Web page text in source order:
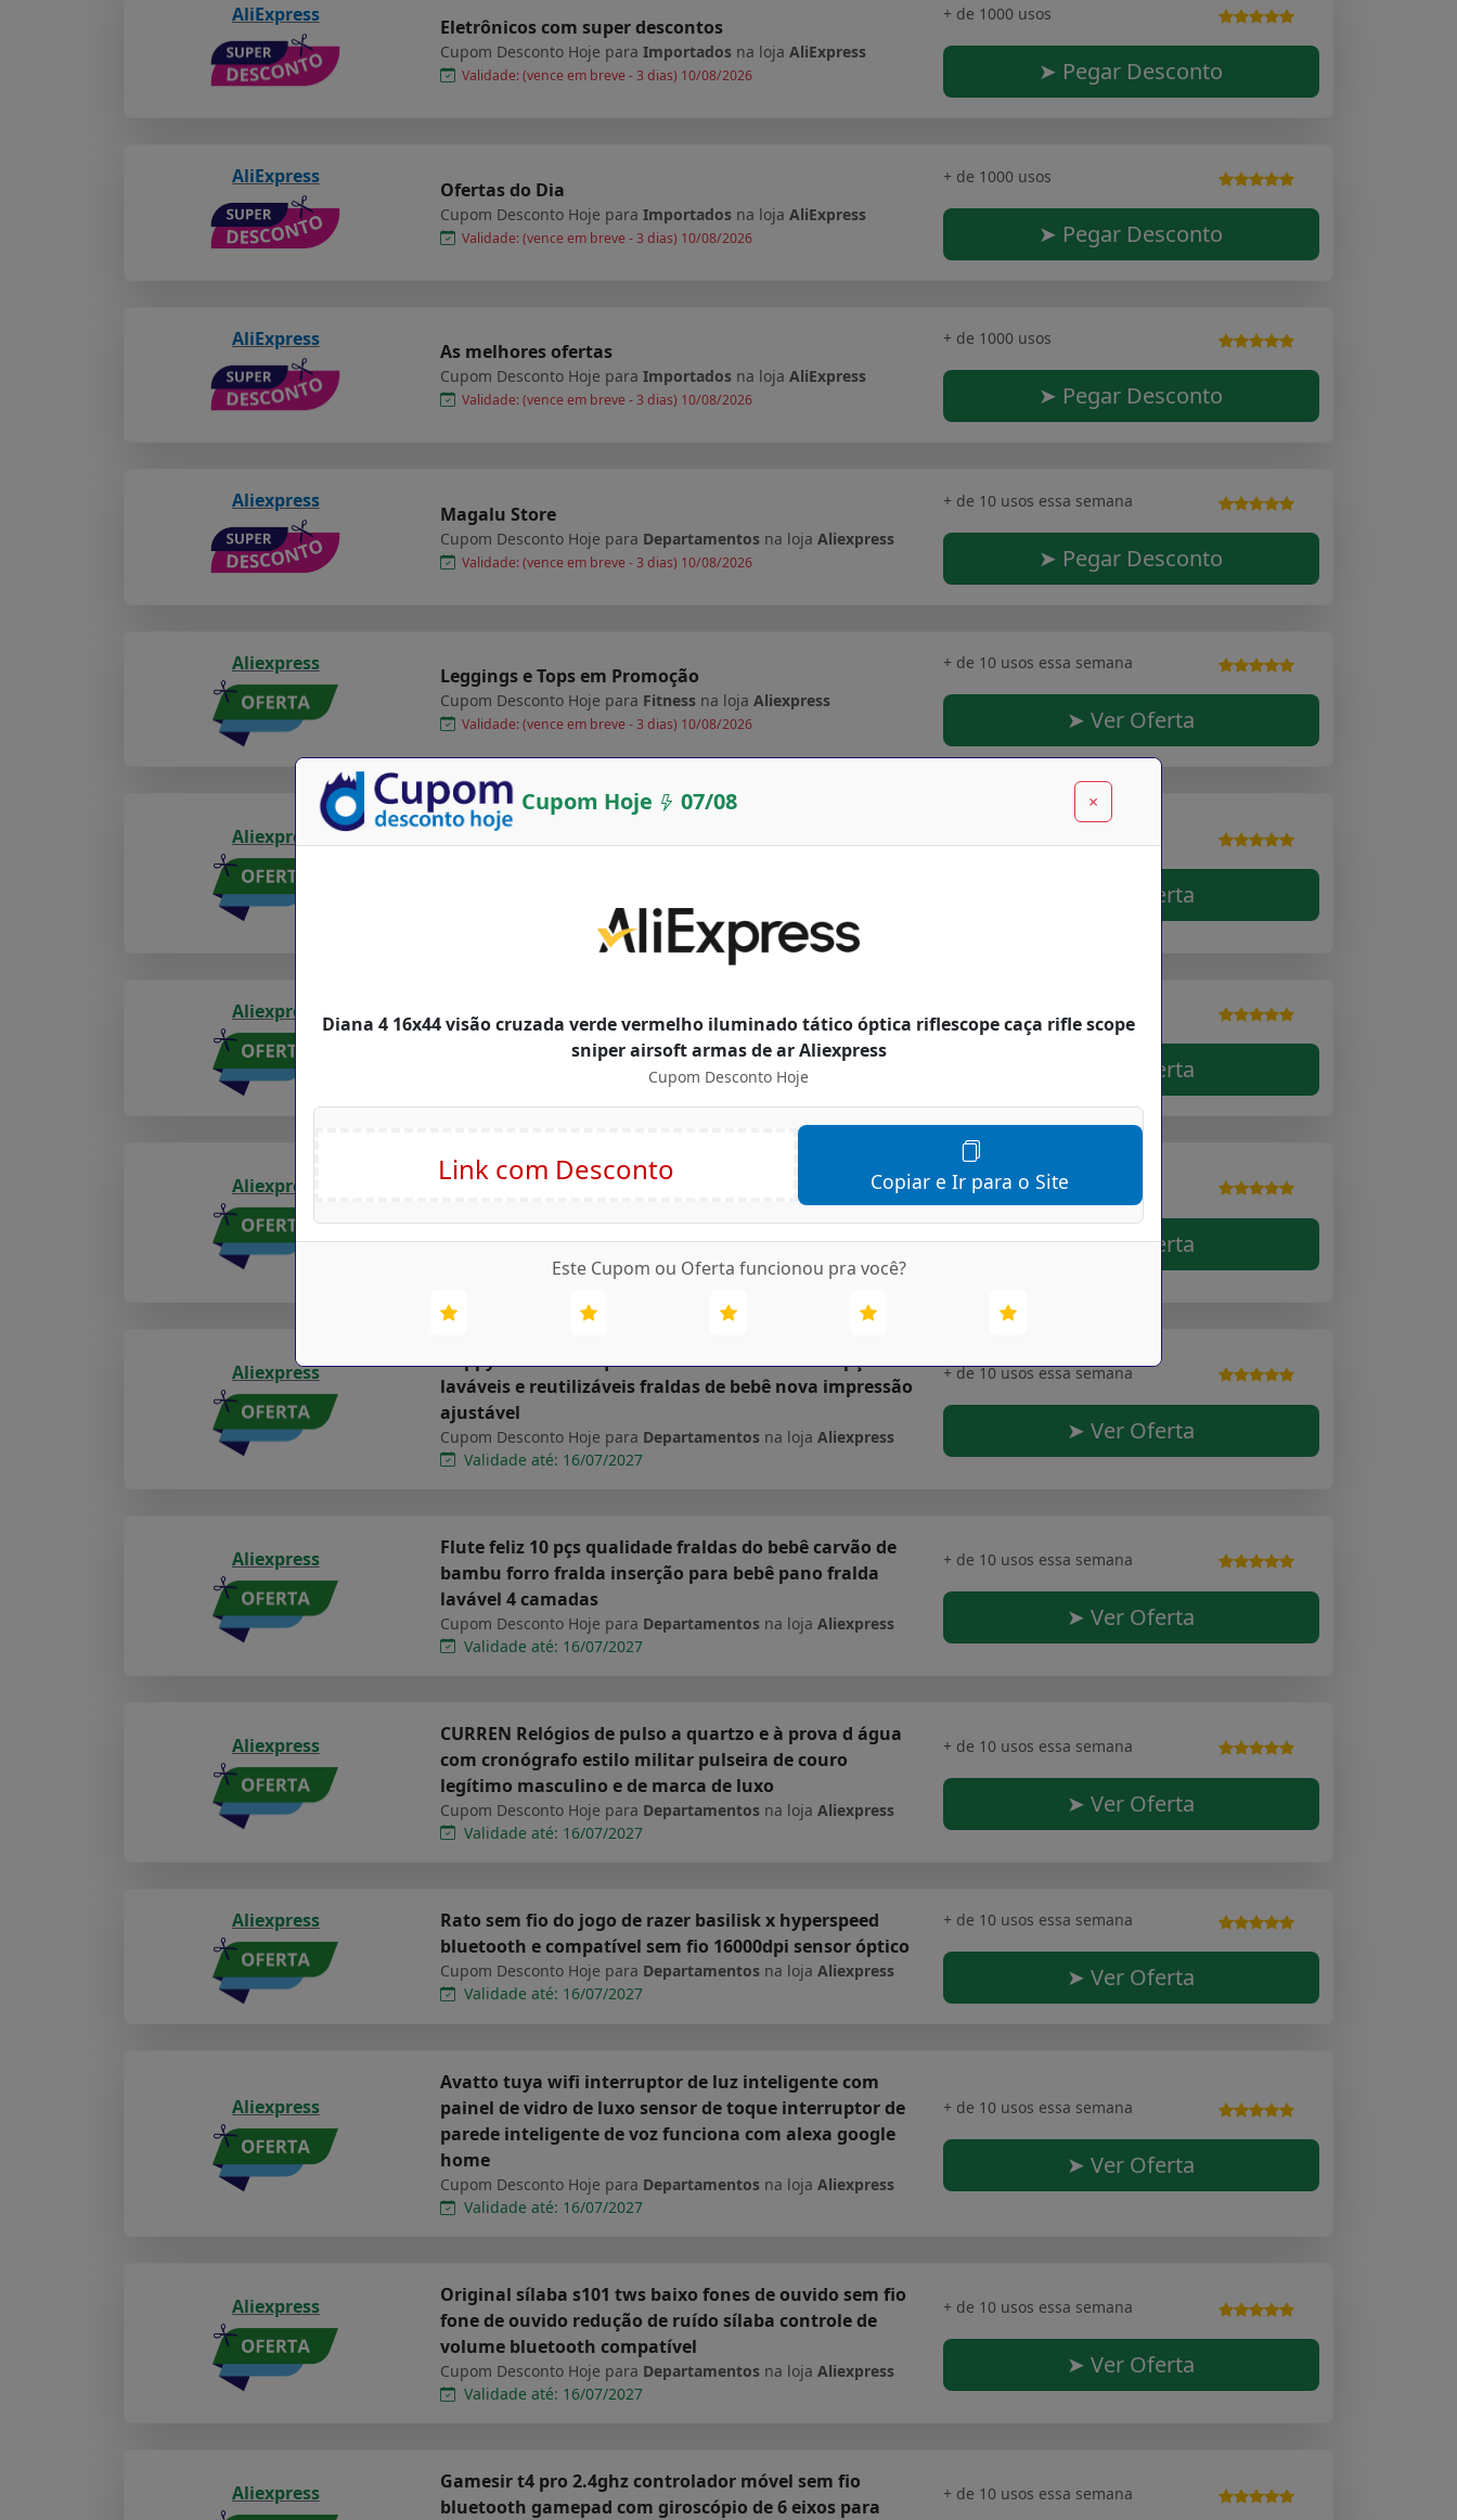
AliExpress
Eletrônicos com super descontos
Cupom Desconto Hoje para Importados na loja AliExpress
Validade: (vence em breve - 3 dias) 10/08/2026
+ de 1000 usos
➤ Pegar Desconto
AliExpress
Ofertas do Dia
Cupom Desconto Hoje para Importados na loja AliExpress
Validade: (vence em breve - 3 dias) 10/08/2026
+ de 1000 usos
➤ Pegar Desconto
AliExpress
As melhores ofertas
Cupom Desconto Hoje para Importados na loja AliExpress
Validade: (vence em breve - 3 dias) 10/08/2026
+ de 1000 usos
➤ Pegar Desconto
Aliexpress
Magalu Store
Cupom Desconto Hoje para Departamentos na loja Aliexpress
Validade: (vence em breve - 3 dias) 10/08/2026
+ de 10 usos essa semana
➤ Pegar Desconto
Aliexpress
Leggings e Tops em Promoção
Cupom Desconto Hoje para Fitness na loja Aliexpress
Validade: (vence em breve - 3 dias) 10/08/2026
+ de 10 usos essa semana
➤ Ver Oferta
Aliexpress
Carregador rápido duplo para ps5 controlador sem fio
usb tipo c estação de carregamento berço doca para
Validade até: 24/06/2027
➤ Ver Oferta
Aliexpress
página da oferta flash deals
Cupom Desconto Hoje paraDepartamentosna lojaAliexpress
Validade até: 16/07/2027
➤ Ver Oferta
Aliexpress
16 pçs de aço inoxidável imitação de madeira lidar com
talheres conjunto louça braçadeira ocidental talheres
faca garfo colher chá talheres
Validade até: 16/07/2027
+ de 10 usos essa semana
➤ Ver Oferta
Aliexpress
Happyflute venda quente os fraldas de bolso 4 pçs set
laváveis e reutilizáveis fraldas de bebê nova impressão
ajustável
Cupom Desconto Hoje para Departamentos na loja Aliexpress
Validade até: 16/07/2027
+ de 10 usos essa semana
➤ Ver Oferta
Aliexpress
Flute feliz 10 pçs qualidade fraldas do bebê carvão de
bambu forro fralda inserção para bebê pano fralda
lavável 4 camadas
Cupom Desconto Hoje para Departamentos na loja Aliexpress
Validade até: 16/07/2027
+ de 10 usos essa semana
➤ Ver Oferta
Aliexpress
CURREN Relógios de pulso a quartzo e à prova d água
com cronógrafo estilo militar pulseira de couro
legítimo masculino e de marca de luxo
Cupom Desconto Hoje para Departamentos na loja Aliexpress
Validade até: 16/07/2027
+ de 10 usos essa semana
➤ Ver Oferta
Aliexpress
Rato sem fio do jogo de razer basilisk x hyperspeed
bluetooth e compatível sem fio 16000dpi sensor óptico
Cupom Desconto Hoje para Departamentos na loja Aliexpress
Validade até: 16/07/2027
+ de 10 usos essa semana
➤ Ver Oferta
Aliexpress
Avatto tuya wifi interruptor de luz inteligente com
painel de vidro de luxo sensor de toque interruptor de
parede inteligente de voz funciona com alexa google
home
Cupom Desconto Hoje para Departamentos na loja Aliexpress
Validade até: 16/07/2027
+ de 10 usos essa semana
➤ Ver Oferta
Aliexpress
Original sílaba s101 tws baixo fones de ouvido sem fio
fone de ouvido redução de ruído sílaba controle de
volume bluetooth compatível
Cupom Desconto Hoje para Departamentos na loja Aliexpress
Validade até: 16/07/2027
+ de 10 usos essa semana
➤ Ver Oferta
Aliexpress
Gamesir t4 pro 2.4ghz controlador móvel sem fio
bluetooth gamepad com giroscópio de 6 eixos para
+ de 10 usos essa semana
Cupom Hoje 07/08 ×
Diana 4 16x44 visão cruzada verde vermelho iluminado tático óptica riflescope caça rifle scope
sniper airsoft armas de ar Aliexpress
Cupom Desconto Hoje
Copiar e Ir para o Site
Este Cupom ou Oferta funcionou pra você?